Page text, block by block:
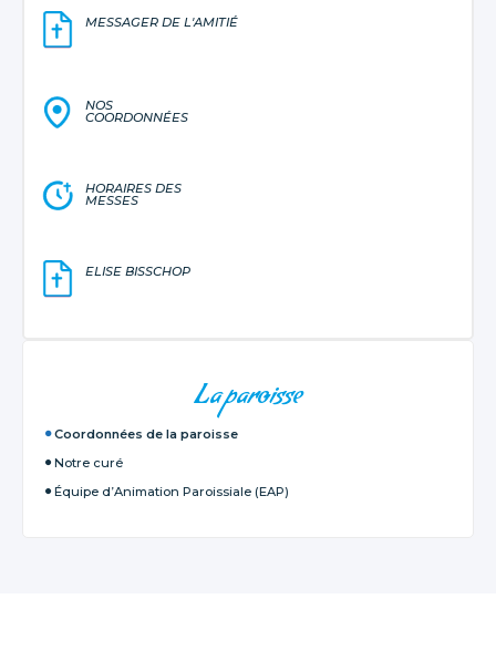
MESSAGER DE L'AMITIÉ
NOS
COORDONNÉES
HORAIRES DES
MESSES
ELISE BISSCHOP
La paroisse
Notre curé
Équipe d’Animation Paroissiale (EAP)
Coordonnées de la paroisse